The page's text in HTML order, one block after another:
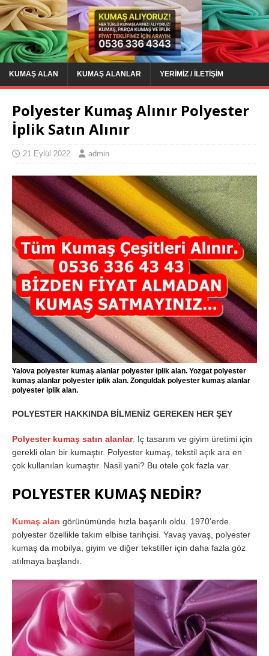
KUMAŞ ALAN KUMAŞ ALANLAR YERIMIZ / İLETIŞIM
Polyester Kumaş Alınır Polyester
İplik Satın Alınır
21 Eylül 2022 admin
Yalova polyester kumaş alanlar polyester iplik alan. Yozgat polyester
kumaş alanlar polyester iplik alan. Zonguldak polyester kumaş alanlar
polyester iplik alan.
POLYESTER HAKKINDA BİLMENİZ GEREKEN HER ŞEY
Polyester kumaş satın alanlar. İç tasarım ve giyim üretimi için
gerekli olan bir kumaştır. Polyester kumaş, tekstil açık ara en
çok kullanılan kumaştır. Nasil yani? Bu otele çok fazla var.
POLYESTER KUMAŞ NEDİR?
Kumaş alan görünümünde hızla başarılı oldu. 1970’erde
polyester özellikle takım elbise tarihçisi. Yavaş yavaş, polyester
kumaş da mobilya, giyim ve diğer tekstiller için daha fazla göz
atılmaya başlandı.